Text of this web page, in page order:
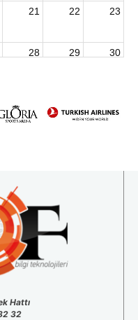
21 22 23
28 29 30
Hattı
32